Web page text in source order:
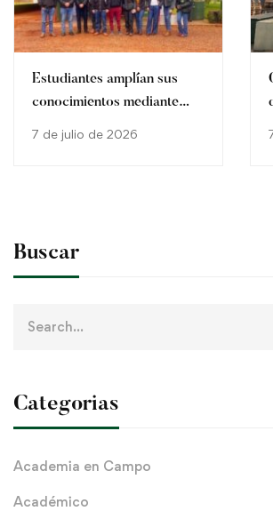
Estudiantes amplían sus
conocimientos mediante
7 de julio de 2026
Buscar
Categorias
Academia en Campo
Académico